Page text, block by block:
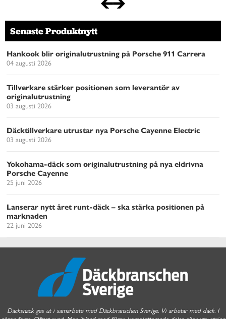
Senaste Produktnytt
Hankook blir originalutrustning på Porsche 911 Carrera
04 augusti 2026
Tillverkare stärker positionen som leverantör av
originalutrustning
03 augusti 2026
Däcktillverkare utrustar nya Porsche Cayenne Electric
03 augusti 2026
Yokohama-däck som originalutrustning på nya eldrivna
Porsche Cayenne
25 juni 2026
Lanserar nytt året runt-däck – ska stärka positionen på
marknaden
22 juni 2026
Däcksnack ges ut i samarbete med Däckbranschen Sverige. Vi arbetar med däck. I